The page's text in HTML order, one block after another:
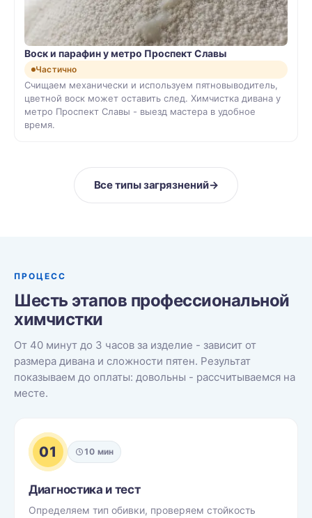
Воск и парафин у метро Проспект Славы
Частично
Счищаем механически и используем пятновыводитель,
цветной воск может оставить след. Химчистка дивана у
метро Проспект Славы - выезд мастера в удобное
время.
Все типы загрязнений→
ПРОЦЕСС
Шесть этапов профессиональной
химчистки
От 40 минут до 3 часов за изделие - зависит от
размера дивана и сложности пятен. Результат
показываем до оплаты: довольны - рассчитываемся на
месте.
01 10 мин
Диагностика и тест
Определяем тип обивки, проверяем стойкость